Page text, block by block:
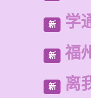
新 学
新 福
新 离